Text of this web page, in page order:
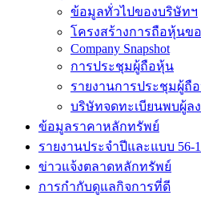
ข้อมูลทั่วไปของบริษัทฯ
โครงสร้างการถือหุ้นข
Company Snapshot
การประชุมผู้ถือหุ้น
รายงานการประชุมผู้ถื
บริษัทจดทะเบียนพบผู้ล
ข้อมูลราคาหลักทรัพย์
รายงานประจำปีและแบบ 56-1
ข่าวแจ้งตลาดหลักทรัพย์
การกำกับดูแลกิจการที่ดี